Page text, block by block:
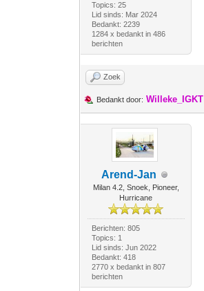
Topics: 25
Lid sinds: Mar 2024
Bedankt: 2239
1284 x bedankt in 486
berichten
Zoek
Bedankt door: Willeke_IGKT
Arend-Jan
Milan 4.2, Snoek, Pioneer,
Hurricane
Berichten: 805
Topics: 1
Lid sinds: Jun 2022
Bedankt: 418
2770 x bedankt in 807
berichten